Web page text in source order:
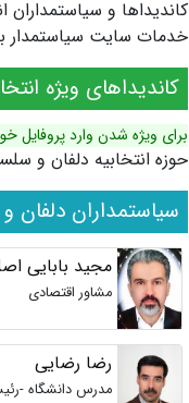
خدمات سایت سیاستمدار
کاندیداهای ویژه
برای ویژه شدن وارد پروفایل
حوزه انتخابیه دلفان و
سیاستمداران دلفان
مجید بابایی
مشاور اقتصادی
رضا رضایی
مدرس دانشگاه -